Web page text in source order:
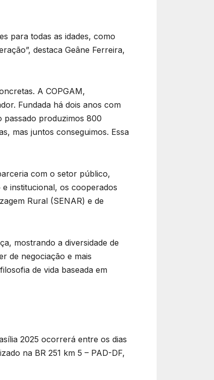
para todas as idades, como
destaca Geâne Ferreira,
A COPGAM,
Fundada há dois anos com
passado produzimos 800
mas juntos conseguimos. Essa
com o setor público,
institucional, os cooperados
Rural (SENAR) e de
mostrando a diversidade de
de negociação e mais
de vida baseada em
2025 ocorrerá entre os dias
na BR 251 km 5 – PAD-DF,